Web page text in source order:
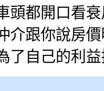
頭都開口看
介跟你說房
了自己的利